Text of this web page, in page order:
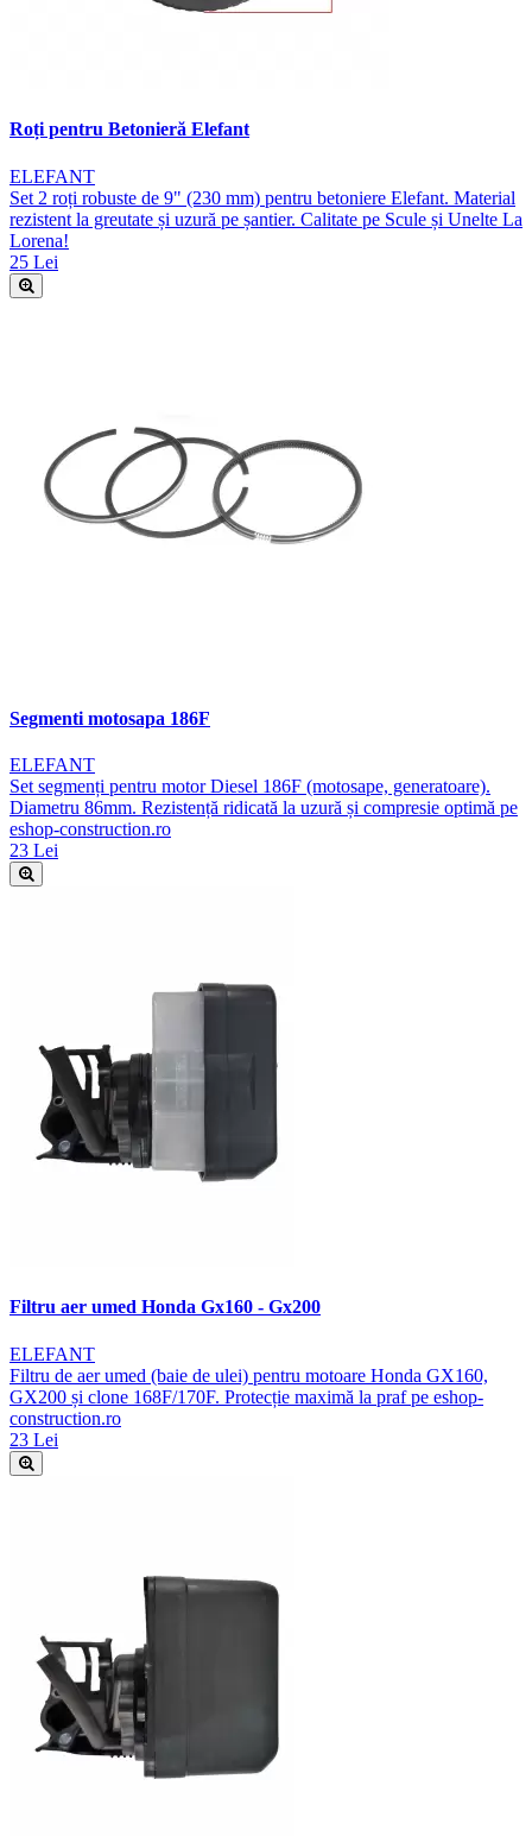
Roți pentru Betonieră Elefant
ELEFANT
Set 2 roți robuste de 9" (230 mm) pentru betoniere Elefant. Material
rezistent la greutate și uzură pe șantier. Calitate pe Scule și Unelte La
Lorena!
25 Lei
Segmenti motosapa 186F
ELEFANT
Set segmenți pentru motor Diesel 186F (motosape, generatoare).
Diametru 86mm. Rezistență ridicată la uzură și compresie optimă pe
eshop-construction.ro
23 Lei
Filtru aer umed Honda Gx160 - Gx200
ELEFANT
Filtru de aer umed (baie de ulei) pentru motoare Honda GX160,
GX200 și clone 168F/170F. Protecție maximă la praf pe eshop-
construction.ro
23 Lei